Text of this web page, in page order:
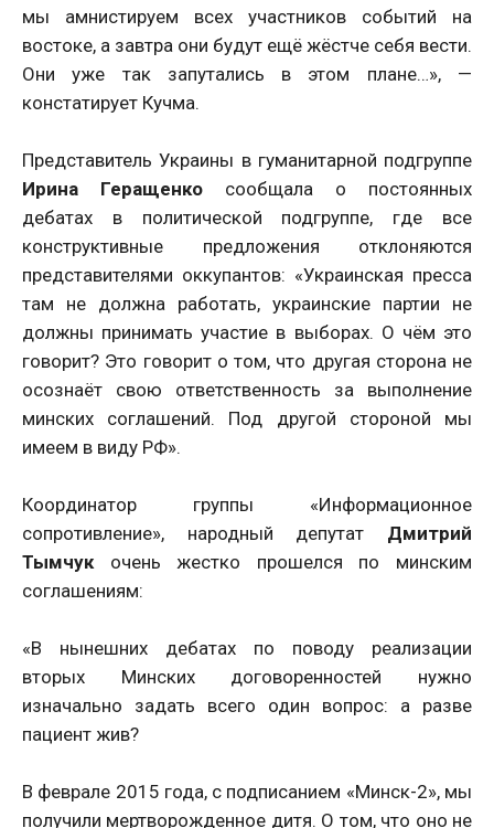
мы амнистируем всех участников событий на
востоке, а завтра они будут ещё жёстче себя вести.
Они уже так запутались в этом плане…», —
констатирует Кучма.
Представитель Украины в гуманитарной подгруппе
Ирина Геращенко сообщала о постоянных
дебатах в политической подгруппе, где все
конструктивные предложения отклоняются
представителями оккупантов: «Украинская пресса
там не должна работать, украинские партии не
должны принимать участие в выборах. О чём это
говорит? Это говорит о том, что другая сторона не
осознаёт свою ответственность за выполнение
минских соглашений. Под другой стороной мы
имеем в виду РФ».
Координатор группы «Информационное
сопротивление», народный депутат Дмитрий
Тымчук очень жестко прошелся по минским
соглашениям:
«В нынешних дебатах по поводу реализации
вторых Минских договоренностей нужно
изначально задать всего один вопрос: а разве
пациент жив?
В феврале 2015 года, с подписанием «Минск-2», мы
получили мертворожденное дитя. О том, что оно не